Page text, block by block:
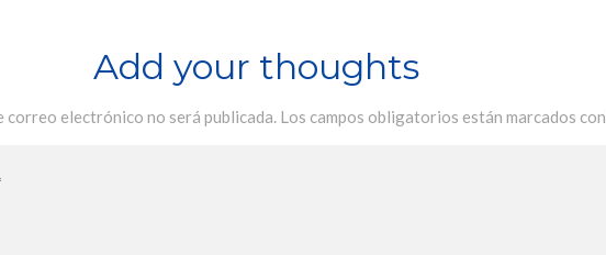
Add your thoughts
correo electrónico no será publicada. Los campos obligatorios están marcados con